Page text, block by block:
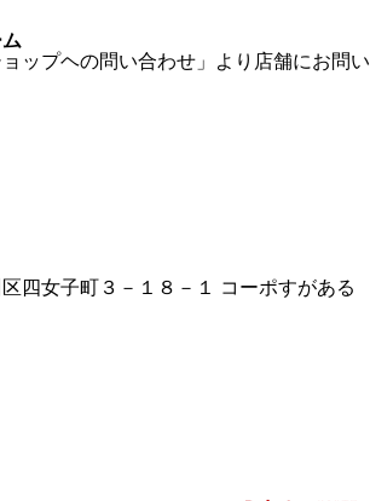
ップヘの問い合わせ」より店舗にお問い
四女子町３－１８－１ コーポすがある